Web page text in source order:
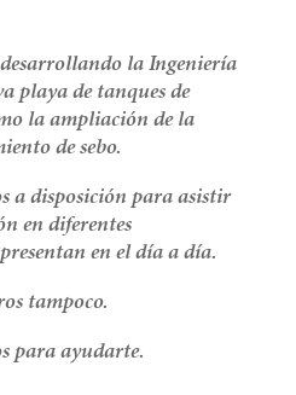
la Ingeniería
playa de tanques de
la ampliación de la
de sebo.
a disposición para asistir
en diferentes
en el día a día.
tampoco.
para ayudarte.